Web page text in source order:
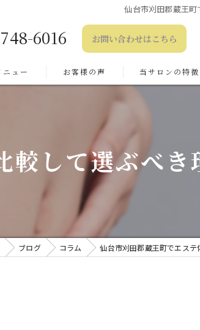
仙台市刈田郡蔵王
6016 お問い合わせはこちら
ニュー お客様の声 当サロンの特徴
フェイシャル
ピーリング
較して選ぶべき
ブログ コラム 仙台市刈田郡蔵王町でエス